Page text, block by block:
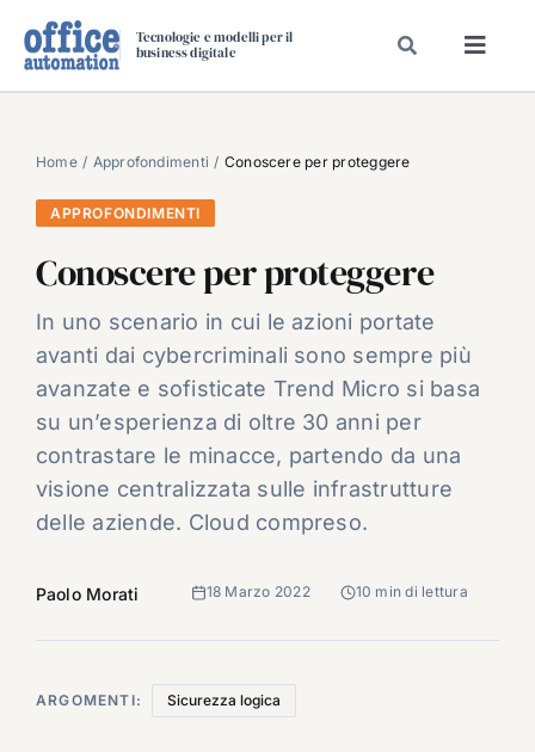
Tecnologie e modelli per il
business digitale
SPECIAL PAPER
TAVOLE ROTONDE DI REDAZIONE
CARRIERE
VIDEO
CHI SIAMO
Home Approfondimenti Conoscere per proteggere
APPROFONDIMENTI
Conoscere per proteggere
In uno scenario in cui le azioni portate
avanti dai cybercriminali sono sempre più
avanzate e sofisticate Trend Micro si basa
su un’esperienza di oltre 30 anni per
contrastare le minacce, partendo da una
visione centralizzata sulle infrastrutture
delle aziende. Cloud compreso.
Paolo Morati 18 Marzo 2022 10 min di lettura
ARGOMENTI: Sicurezza logica